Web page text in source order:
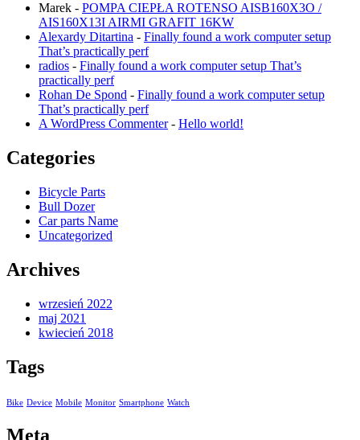
Marek - POMPA CIEPŁA ROTENSO AISB160X3O /
AIS160X13I AIRMI GRAFIT 16KW
Alexardy Ditartina - Finally found a work computer setup
That’s practically perf
radios - Finally found a work computer setup That’s
practically perf
Rohan De Spond - Finally found a work computer setup
That’s practically perf
A WordPress Commenter- Hello world!
Categories
Bicycle Parts
Bull Dozer
Car parts Name
Uncategorized
Archives
wrzesień 2022
maj 2021
kwiecień 2018
Tags
Bike Device Mobile Monitor Smartphone Watch
Meta